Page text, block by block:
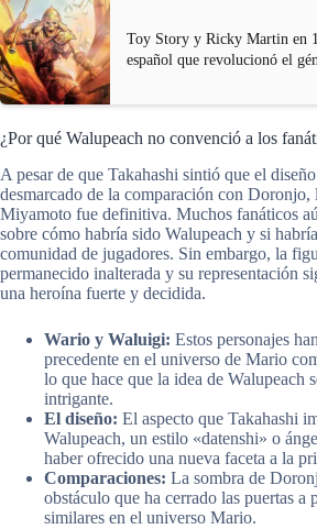
Toy Story y Ricky Martin en
español que revolucionó el
¿Por qué Walupeach no convenció a los
A pesar de que Takahashi sintió que el
desmarcado de la comparación con Doronjo,
Miyamoto fue definitiva. Muchos fanáticos
sobre cómo habría sido Walupeach y si
comunidad de jugadores. Sin embargo, la
permanecido inalterada y su representación
una heroína fuerte y decidida.
Wario y Waluigi: Estos personajes
precedente en el universo de Mario
lo que hace que la idea de Walupeach
intrigante.
El diseño: El aspecto que Takahashi
Walupeach, un estilo «datenshi» o
haber ofrecido una nueva faceta a la
Comparaciones: La sombra de
obstáculo que ha cerrado las puertas a
similares en el universo Mario.